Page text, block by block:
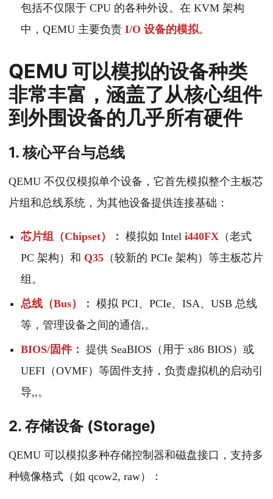
包括不仅限于 CPU 的各种外设。在 KVM 架构
中，QEMU 主要负责 I/O 设备的模拟。
QEMU 可以模拟的设备种类
非常丰富，涵盖了从核心组件
到外围设备的几乎所有硬件
1. 核心平台与总线
QEMU 不仅仅模拟单个设备，它首先模拟整个主板芯
片组和总线系统，为其他设备提供连接基础：
芯片组（Chipset）： 模拟如 Intel i440FX （老式
PC 架构）和 Q35 （较新的 PCIe 架构）等主板芯片
组。
总线（Bus）： 模拟 PCI、PCIe、ISA、USB 总线
等，管理设备之间的通信,。
BIOS/固件： 提供 SeaBIOS（用于 x86 BIOS）或
UEFI（OVMF）等固件支持，负责虚拟机的启动引
导,,。
2. 存储设备 (Storage)
QEMU 可以模拟多种存储控制器和磁盘接口，支持多
种镜像格式（如 qcow2, raw）：